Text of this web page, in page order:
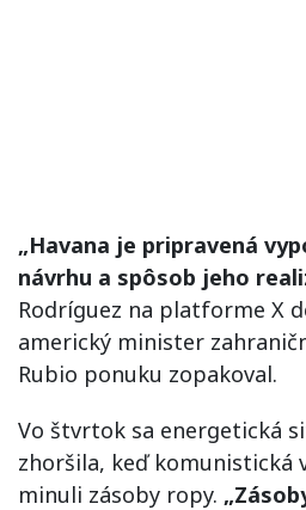
„Havana je pripravená
návrhu a spôsob jeho
Rodríguez na platforme X
americký minister
Rubio ponuku zopakoval.
Vo štvrtok sa energetická
zhoršila, keď komunistická
minuli zásoby ropy.